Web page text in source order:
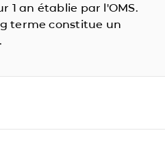
1 an établie par l'OMS.
terme constitue un